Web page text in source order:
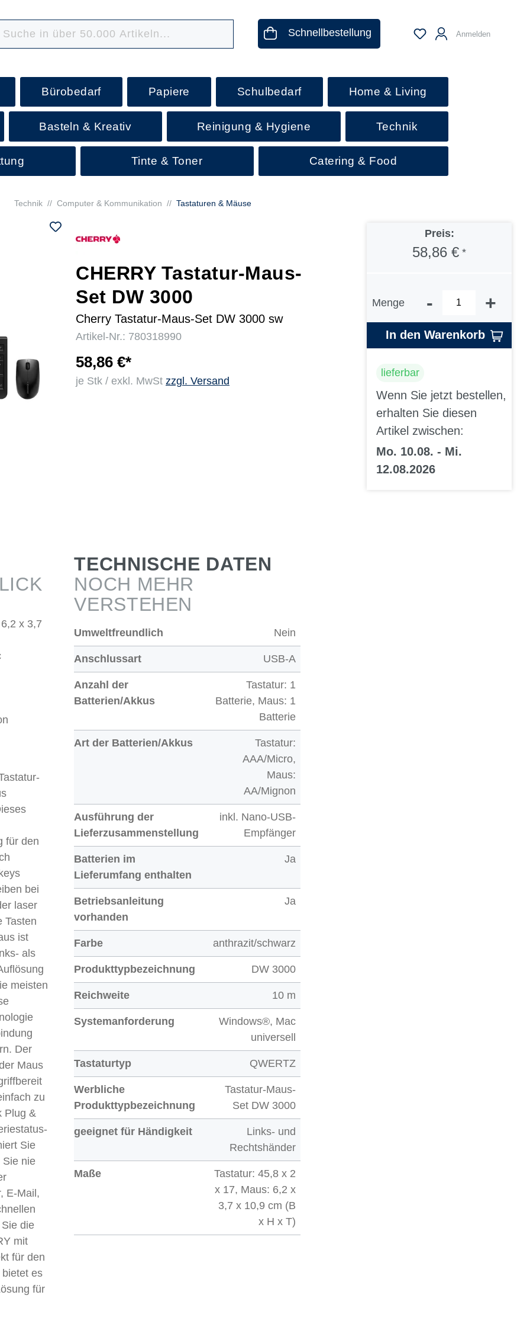
Schnellbestellung Anmelden
Bürobedarf Papiere Schulbedarf Home & Living
Basteln & Kreativ Reinigung & Hygiene Technik
Tinte & Toner Catering & Food
Technik // Computer & Kommunikation // Tastaturen & Mäuse
CHERRY Tastatur-Maus-
Set DW 3000
Cherry Tastatur-Maus-Set DW 3000 sw
Artikel-Nr.: 780318990
58,86 €*
je Stk / exkl. MwSt zzgl. Versand
Preis:
58,86 € *
Menge - +
In den Warenkorb
lieferbar
Wenn Sie jetzt bestellen,
erhalten Sie diesen
Artikel zwischen:
Mo. 10.08. - Mi.
12.08.2026
x 3,7
für den
bei
laser
Tasten
ist
als
meisten
Der
Maus
zu
Plug &
Sie
Sie nie
E-Mail,
die
mit
für den
es
für
TECHNISCHE DATEN
NOCH MEHR
VERSTEHEN
Umweltfreundlich Nein
Anschlussart USB-A
Anzahl der
Batterien/Akkus
Tastatur: 1
Batterie, Maus: 1
Batterie
Art der Batterien/Akkus
Tastatur:
AAA/Micro,
Maus:
AA/Mignon
Ausführung der
Lieferzusammenstellung
inkl. Nano-USB-
Empfänger
Batterien im
Lieferumfang enthalten
Ja
Betriebsanleitung
vorhanden
Ja
Farbe anthrazit/schwarz
Produkttypbezeichnung DW 3000
Reichweite 10 m
Systemanforderung
Windows®, Mac
universell
Tastaturtyp QWERTZ
Werbliche
Produkttypbezeichnung
Tastatur-Maus-
Set DW 3000
geeignet für Händigkeit
Links- und
Rechtshänder
Maße
Tastatur: 45,8 x 2
x 17, Maus: 6,2 x
3,7 x 10,9 cm (B
x H x T)